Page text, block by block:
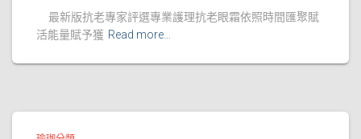
最新版抗老專家評選專業護理抗老眼霜依照時間匯聚賦
活能量賦予獲 Read more…